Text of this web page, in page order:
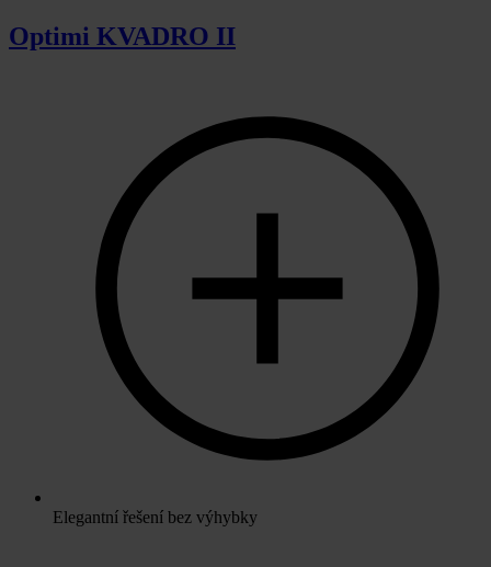
Optimi KVADRO II
Elegantní řešení bez výhybky